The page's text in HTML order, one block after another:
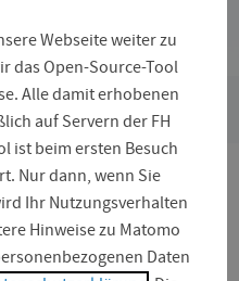
Office ›
Webseite weiter zu
das Open-Source-Tool
Alle damit erhobenen
auf Servern der FH
ist beim ersten Besuch
Nur dann, wenn Sie
Ihr Nutzungsverhalten
Hinweise zu Matomo
Daten